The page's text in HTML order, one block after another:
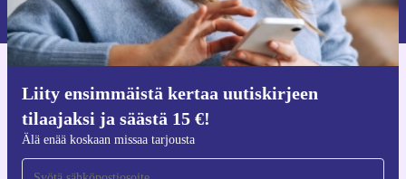
Liity ensimmäistä kertaa uutiskirjeen
tilaajaksi ja säästä 15 €!
Älä enää koskaan missaa tarjousta
Lisätietoja henkilötietojen käytöstä löydättietosuojaselosteestamme.
iOS:lle ja Androidille